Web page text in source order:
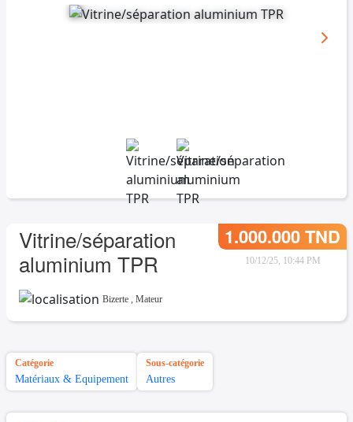
Vitrine/séparation
aluminium TPR
1.000.000 TND
10/12/25, 10:44 PM
Bizerte , Mateur
Catégorie
Matériaux & Equipement
Sous-catégorie
Autres